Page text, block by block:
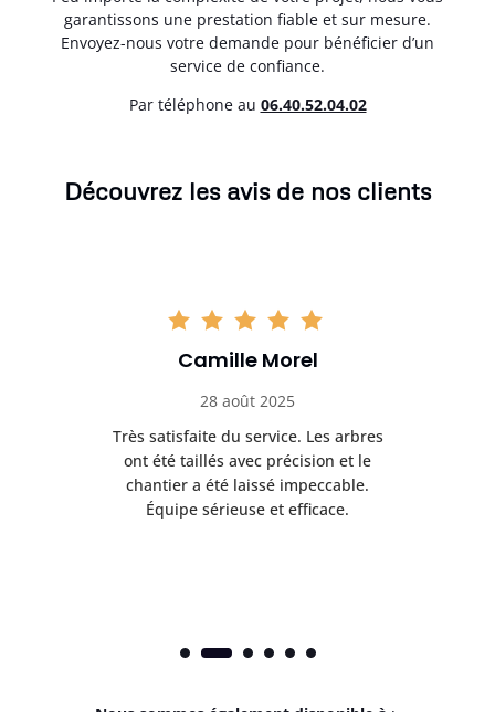
garantissons une prestation fiable et sur mesure.
Envoyez-nous votre demande pour bénéficier d’un
service de confiance.
Par téléphone au 06.40.52.04.02
Découvrez les avis de nos clients
Camille Morel
28 août 2025
Très satisfaite du service. Les arbres
ont été taillés avec précision et le
chantier a été laissé impeccable.
Équipe sérieuse et efficace.